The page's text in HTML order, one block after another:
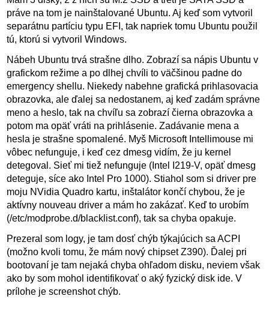
práve na tom je nainštalované Ubuntu. Aj keď som vytvoril
separátnu partíciu typu EFI, tak napriek tomu Ubuntu použil
tú, ktorú si vytvoril Windows.
Nábeh Ubuntu trvá strašne dlho. Zobrazí sa nápis Ubuntu v
grafickom režime a po dlhej chvíli to väčšinou padne do
emergency shellu. Niekedy nabehne grafická prihlasovacia
obrazovka, ale ďalej sa nedostanem, aj keď zadám správne
meno a heslo, tak na chvíľu sa zobrazí čierna obrazovka a
potom ma opäť vráti na prihlásenie. Zadávanie mena a
hesla je strašne spomalené. Myš Microsoft Intellimouse mi
vôbec nefunguje, i keď cez dmesg vidím, že ju kernel
detegoval. Sieť mi tiež nefunguje (Intel I219-V, opäť dmesg
deteguje, síce ako Intel Pro 1000). Stiahol som si driver pre
moju NVidia Quadro kartu, inštalátor končí chybou, že je
aktívny nouveau driver a mám ho zakázať. Keď to urobím
(/etc/modprobe.d/blacklist.conf), tak sa chyba opakuje.
Prezeral som logy, je tam dosť chýb týkajúcich sa ACPI
(možno kvoli tomu, že mám nový chipset Z390). Ďalej pri
bootovaní je tam nejaká chyba ohľadom disku, neviem však
ako by som mohol identifikovať o aký fyzický disk ide. V
prílohe je screenshot chýb.